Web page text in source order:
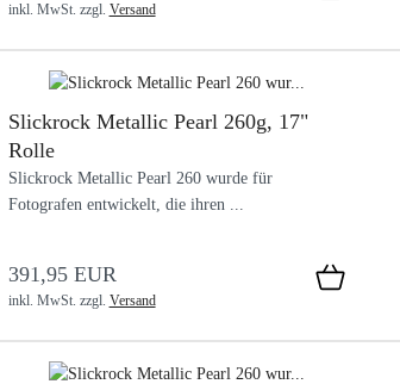
inkl. MwSt. zzgl. Versand
Slickrock Metallic Pearl 260g, 17"
Rolle
Slickrock Metallic Pearl 260 wurde für
Fotografen entwickelt, die ihren ...
391,95 EUR
inkl. MwSt. zzgl. Versand